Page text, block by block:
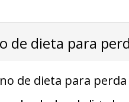
de dieta para
de dieta para